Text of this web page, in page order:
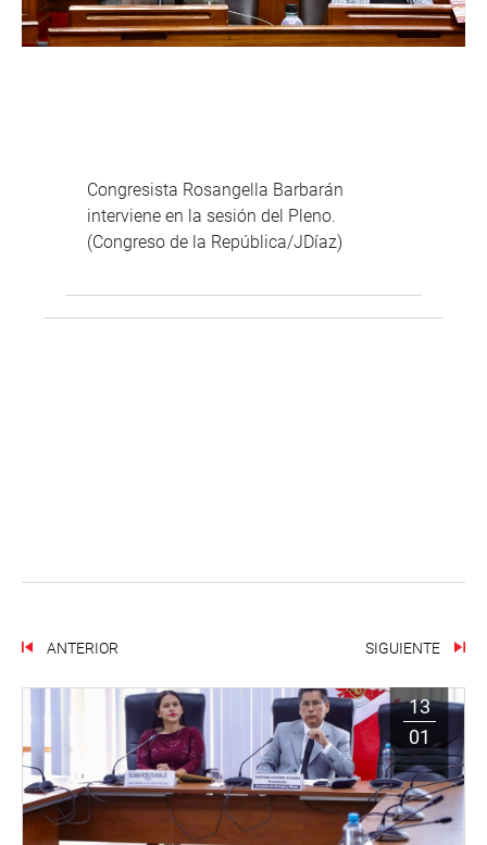
Congresista Rosangella Barbarán
interviene en la sesión del Pleno.
(Congreso de la República/JDíaz)
ANTERIOR SIGUIENTE
13
01